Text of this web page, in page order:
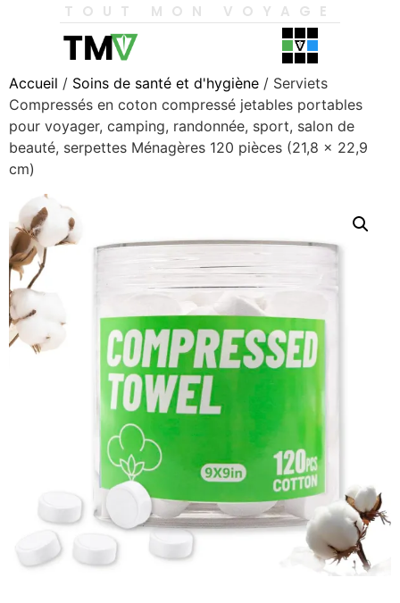
TOUT MON VOYAGE
Accueil / Soins de santé et d'hygiène / Serviets
Compressés en coton compressé jetables portables
pour voyager, camping, randonnée, sport, salon de
beauté, serpettes Ménagères 120 pièces (21,8 x 22,9
cm)